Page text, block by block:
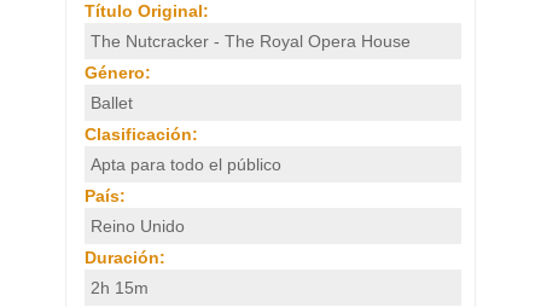
Título Original:
The Nutcracker - The Royal Opera House
Género:
Ballet
Clasificación:
Apta para todo el público
País:
Reino Unido
Duración:
2h 15m